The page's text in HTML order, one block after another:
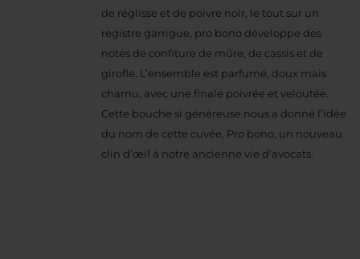
de réglisse et de poivre noir, le tout sur un
registre garrigue, pro bono développe des
notes de confiture de mûre, de cassis et de
girofle. L’ensemble est parfumé, doux mais
charnu, avec une finale poivrée et veloutée.
Cette bouche si généreuse nous a donné l’idée
du nom de cette cuvée, Pro bono, un nouveau
clin d’œil à notre ancienne vie d’avocats.